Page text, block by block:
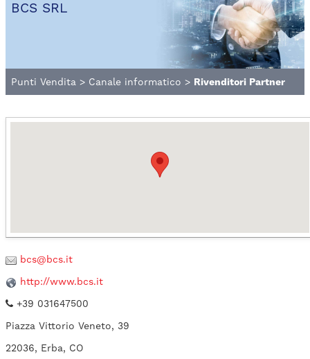
BCS SRL
Punti Vendita > Canale informatico > Rivenditori Partner
bcs@bcs.it
http://www.bcs.it
+39 031647500
Piazza Vittorio Veneto, 39
22036, Erba, CO